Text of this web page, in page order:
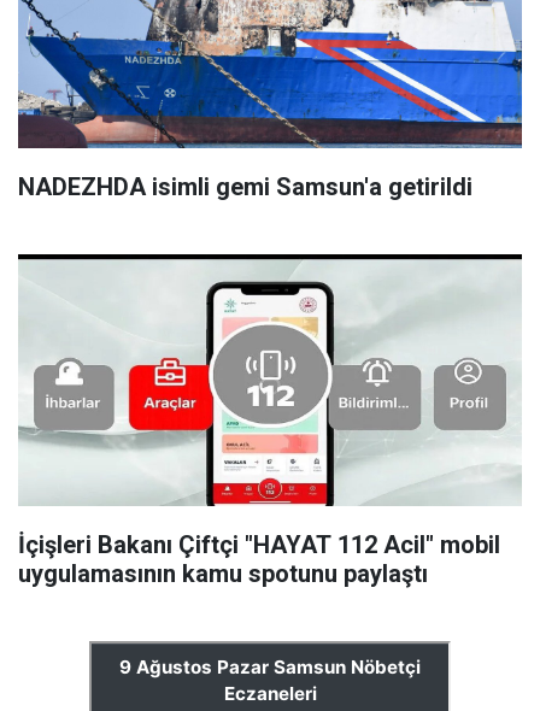
NADEZHDA isimli gemi Samsun'a getirildi
İçişleri Bakanı Çiftçi "HAYAT 112 Acil" mobil
uygulamasının kamu spotunu paylaştı